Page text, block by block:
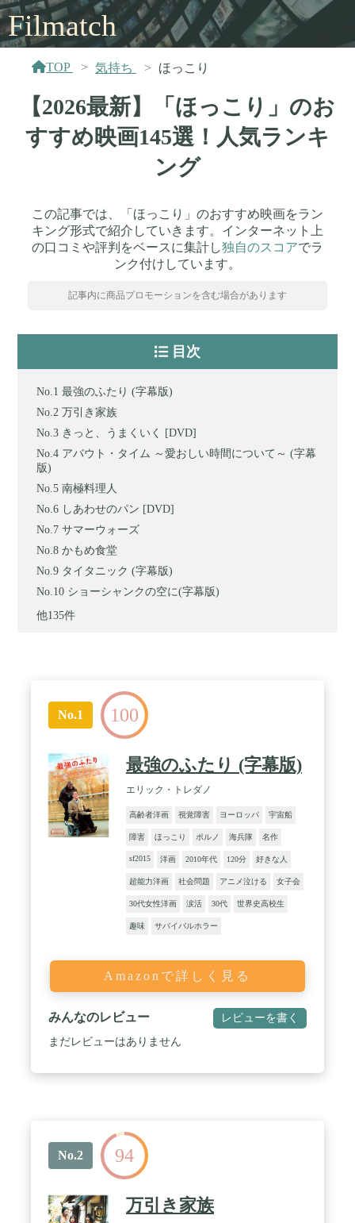
Filmatch
TOP 気持ち ほっこり
【2026最新】「ほっこり」のお
すすめ映画145選！人気ランキ
ング
この記事では、「ほっこり」のおすすめ映画をラン
キング形式で紹介していきます。インターネット上
の口コミや評判をベースに集計し独自のスコアでラ
ンク付けしています。
記事内に商品プロモーションを含む場合があります
目次
最強のふたり (字幕版)
万引き家族
きっと、うまくいく [DVD]
アバウト・タイム ～愛おしい時間について～ (字幕
版)
南極料理人
しあわせのパン [DVD]
サマーウォーズ
かもめ食堂
タイタニック (字幕版)
ショーシャンクの空に(字幕版)
他135件
No.1 100
最強のふたり (字幕版)
エリック・トレダノ
高齢者洋画 視覚障害 ヨーロッパ 宇宙船
障害 ほっこり ポルノ 海兵隊 名作
sf2015 洋画 2010年代 120分 好きな人
超能力洋画 社会問題 アニメ泣ける 女子会
30代女性洋画 涙活 30代 世界史高校生
趣味 サバイバルホラー
Amazonで詳しく見る
みんなのレビュー レビューを書く
まだレビューはありません
No.2 94
万引き家族